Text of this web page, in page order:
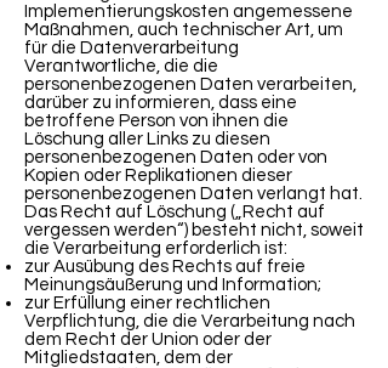
Implementierungskosten angemessene
Maßnahmen, auch technischer Art, um
für die Datenverarbeitung
Verantwortliche, die die
personenbezogenen Daten verarbeiten,
darüber zu informieren, dass eine
betroffene Person von ihnen die
Löschung aller Links zu diesen
personenbezogenen Daten oder von
Kopien oder Replikationen dieser
personenbezogenen Daten verlangt hat.
Das Recht auf Löschung („Recht auf
vergessen werden“) besteht nicht, soweit
die Verarbeitung erforderlich ist:
zur Ausübung des Rechts auf freie
Meinungsäußerung und Information;
zur Erfüllung einer rechtlichen
Verpflichtung, die die Verarbeitung nach
dem Recht der Union oder der
Mitgliedstaaten, dem der